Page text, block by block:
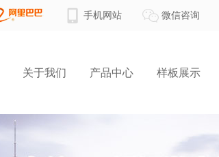
手机网站 微信咨询
关于我们 产品中心 样板展示